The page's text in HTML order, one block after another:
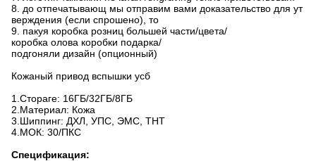
8. до отпечатывающ мы отправим вами доказательство для ут
верждения (если спрошено), то
9. пакуя коробка розниц большей части/цвета/
коробка олова коробки подарка/
подгоняли дизайн (опционный)
Кожаный привод вспышки усб
1.Стораге: 16ГБ/32ГБ/8ГБ
2.Материал: Кожа
3.Шиппинг: ДХЛ, УПС, ЭМС, ТНТ
4.МОК: 30/ПКС
Спецификация: